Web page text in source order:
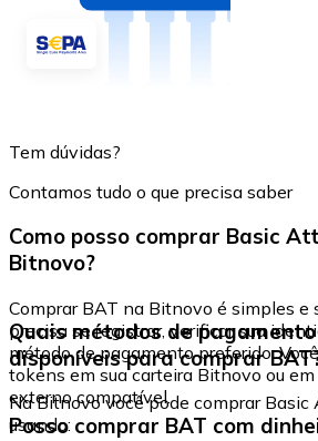
Tem dúvidas?
Contamos tudo o que precisa saber
Como posso comprar Basic
Bitnovo?
Comprar BAT na Bitnovo é simples e
precisa se registrar, verificar sua
método de pagamento preferido.
tokens em sua carteira Bitnovo ou em
externo compatível.
Quais métodos de
disponíveis para comprar
Na Bitnovo você pode comprar
usando:
Posso comprar BAT com